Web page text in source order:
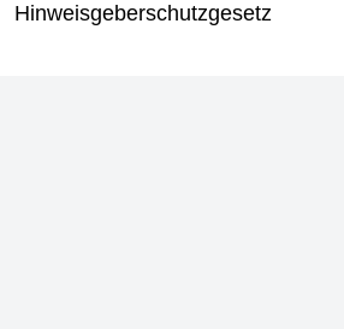
Hinweisgeberschutzgesetz